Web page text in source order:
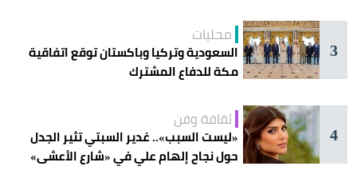
3
محليات
السعودية وتركيا وباكستان توقع اتفاقية
مكة للدفاع المشترك
4
ثقافة وفن
«ليست السبب».. غدير السبتي تثير الجدل
حول نجاح إلهام علي في «شارع الأعشى»